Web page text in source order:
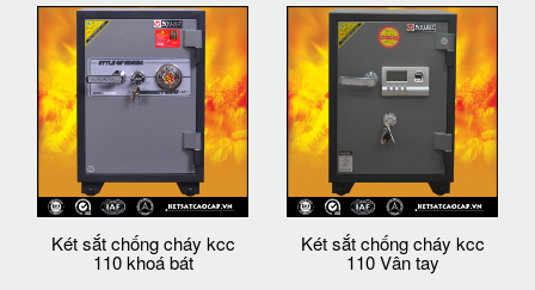
Két sắt chống cháy kcc
110 khoá bát
Két sắt chống cháy kcc
110 Vân tay